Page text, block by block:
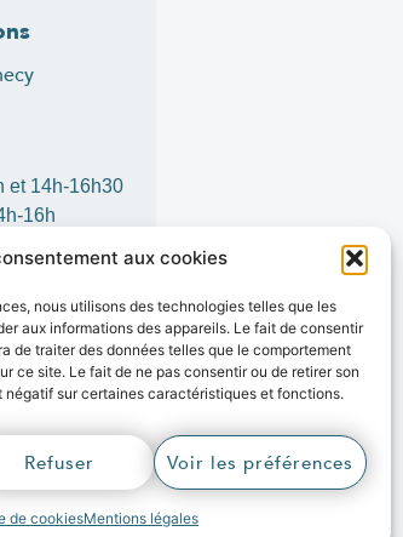
aux cookies
nous utilisons des technologies telles que les
aux informations des appareils. Le fait de consentir
de traiter des données telles que le comportement
ce site. Le fait de ne pas consentir ou de retirer son
sur certaines caractéristiques et fonctions.
Refuser Voir les préférences
de cookiesMentions légales
et 14h-16h30
16h
Digitale